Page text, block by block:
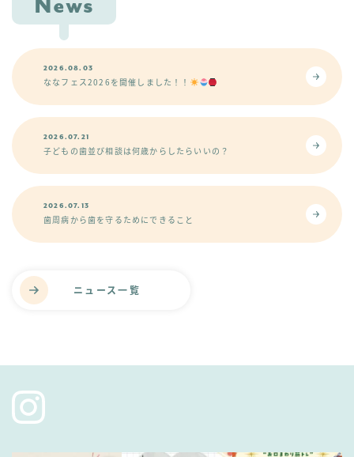
News
2026.08.03
ななフェス2026を開催しました！！
2026.07.21
子どもの歯並び相談は何歳からしたらいいの？
2026.07.13
歯周病から歯を守るためにできること
ニュース一覧